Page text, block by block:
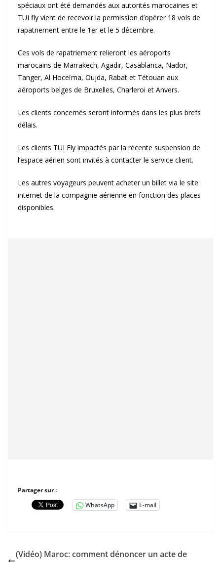
spéciaux ont été demandés aux autorités marocaines et
TUI fly vient de recevoir la permission d’opérer 18 vols de
rapatriement entre le 1er et le 5 décembre.
Ces vols de rapatriement relieront les aéroports
marocains de Marrakech, Agadir, Casablanca, Nador,
Tanger, Al Hoceïma, Oujda, Rabat et Tétouan aux
aéroports belges de Bruxelles, Charleroi et Anvers.
Les clients concernés seront informés dans les plus brefs
délais.
Les clients TUI Fly impactés par la récente suspension de
l’espace aérien sont invités à contacter le service client.
Les autres voyageurs peuvent acheter un billet via le site
internet de la compagnie aérienne en fonction des places
disponibles.
Partager sur :
WhatsApp
E-mail
(Vidéo) Maroc: comment dénoncer un acte de